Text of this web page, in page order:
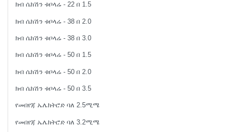
ክብ ሴክሽን ቱቦላሬ - 22 በ 1.5
ክብ ሴክሽን ቱቦላሬ - 38 በ 2.0
ክብ ሴክሽን ቱቦላሬ - 38 በ 3.0
ክብ ሴክሽን ቱቦላሬ - 50 በ 1.5
ክብ ሴክሽን ቱቦላሬ - 50 በ 2.0
ክብ ሴክሽን ቱቦላሬ - 50 በ 3.5
የመበየጃ ኤሌክትሮድ ባለ 2.5ሚሜ
የመበየጃ ኤሌክትሮድ ባለ 3.2ሚሜ